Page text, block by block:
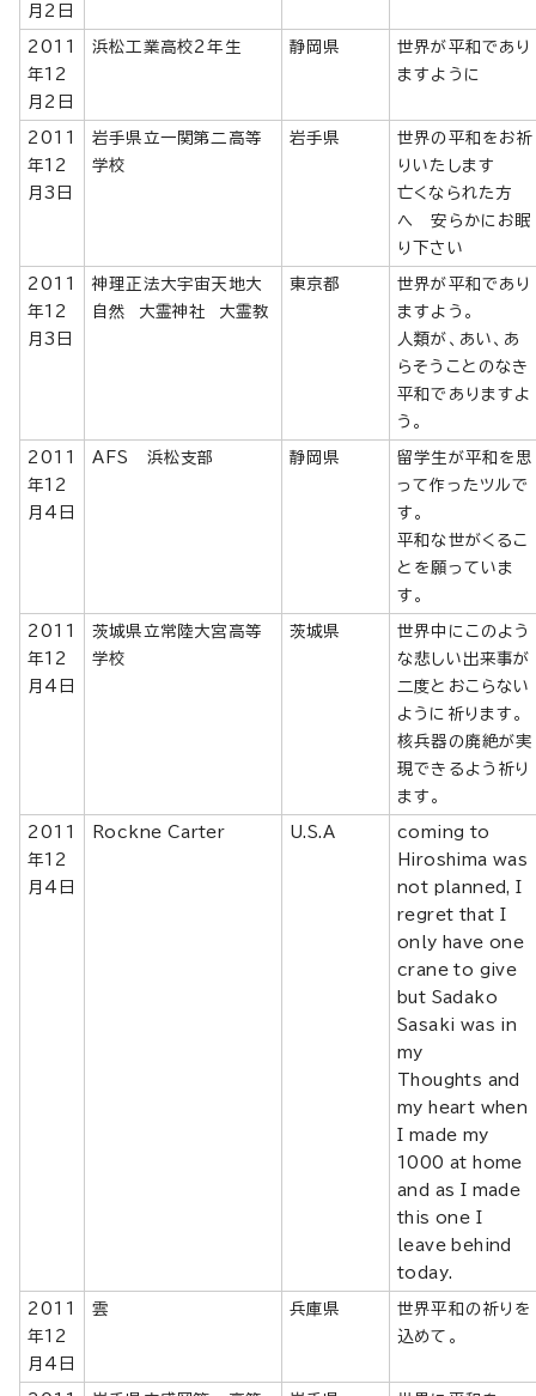
月2日
2011
年12
月2日
浜松工業高校2年生 静岡県
世界が平和であり
ますように
2011
年12
月3日
岩手県立一関第二高等
学校
岩手県
世界の平和をお祈
りいたします
亡くなられた方
へ 安らかにお眠
り下さい
2011
年12
月3日
神理正法大宇宙天地大
自然 大霊神社 大霊教
東京都
世界が平和であり
ますよう。
人類が、あい、あ
らそうことのなき
平和でありますよ
う。
2011
年12
月4日
AFS 浜松支部 静岡県
留学生が平和を思
って作ったツルで
す。
平和な世がくるこ
とを願っていま
す。
2011
年12
月4日
茨城県立常陸大宮高等
学校
茨城県
世界中にこのよう
な悲しい出来事が
二度とおこらない
ように祈ります。
核兵器の廃絶が実
現できるよう祈り
ます。
2011
年12
月4日
Rockne Carter U.S.A
coming to
Hiroshima was
not planned, I
regret that I
only have one
crane to give
but Sadako
Sasaki was in
my
Thoughts and
my heart when
I made my
1000 at home
and as I made
this one I
leave behind
today.
2011
年12
月4日
雲 兵庫県
世界平和の祈りを
込めて。